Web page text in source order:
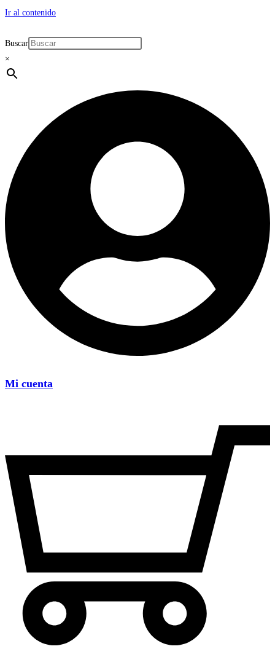
Ir al contenido
Buscar
×
Mi cuenta